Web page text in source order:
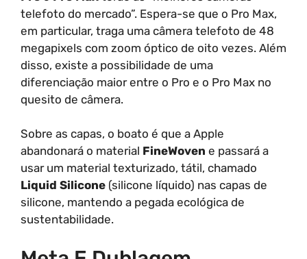
telefoto do mercado”. Espera-se que o Pro Max,
em particular, traga uma câmera telefoto de 48
megapixels com zoom óptico de oito vezes. Além
disso, existe a possibilidade de uma
diferenciação maior entre o Pro e o Pro Max no
quesito de câmera.
Sobre as capas, o boato é que a Apple
abandonará o material FineWoven e passará a
usar um material texturizado, tátil, chamado
Liquid Silicone (silicone líquido) nas capas de
silicone, mantendo a pegada ecológica de
sustentabilidade.